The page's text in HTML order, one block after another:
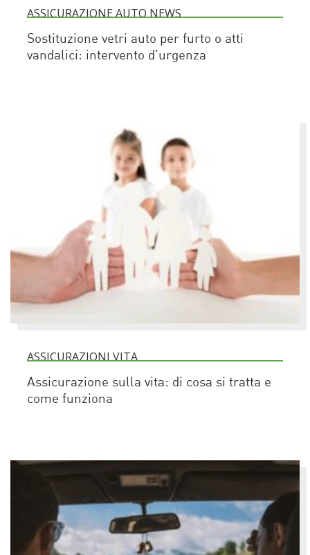
ASSICURAZIONE AUTO NEWS
Sostituzione vetri auto per furto o atti
vandalici: intervento d’urgenza
ASSICURAZIONI VITA
Assicurazione sulla vita: di cosa si tratta e
come funziona